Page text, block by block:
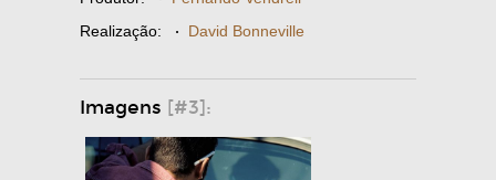
Realização: · David Bonneville
Imagens [#3]: